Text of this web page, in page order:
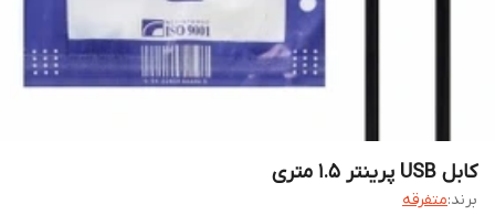
کابل USB پرینتر 1.5 متری
برند:متفرقه